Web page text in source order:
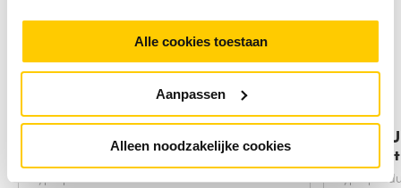
Alle cookies toestaan
Aanpassen
Alleen noodzakelijke cookies
Logitech Zone 305
Type product:Headset
ASUS
Headset
Type